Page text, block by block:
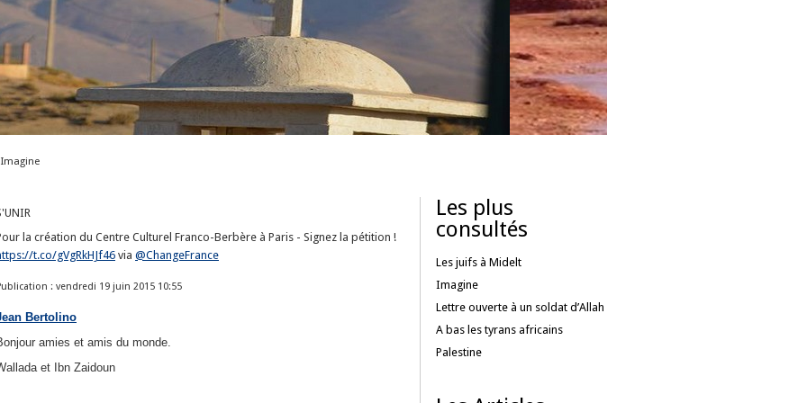
Imagine
la création du Centre Culturel Franco-Berbère à Paris - Signez la pétition !
t.co/gVgRkHJf46 via @ChangeFrance
: vendredi 19 juin 2015 10:55
Bertolino
amies et amis du monde.
et Ibn Zaidoun
Les plus
consultés
Les juifs à Midelt
Imagine
Lettre ouverte à un soldat d’Allah
A bas les tyrans africains
Palestine